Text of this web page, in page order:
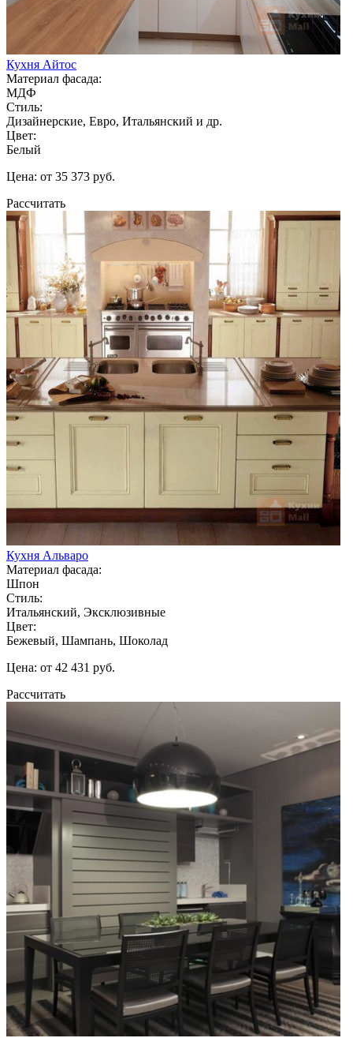
Кухня Айтос
Материал фасада:
МДФ
Стиль:
Дизайнерские, Евро, Итальянский и др.
Цвет:
Белый
Цена: от 35 373 руб.
Рассчитать
Кухня Альваро
Материал фасада:
Шпон
Стиль:
Итальянский, Эксклюзивные
Цвет:
Бежевый, Шампань, Шоколад
Цена: от 42 431 руб.
Рассчитать